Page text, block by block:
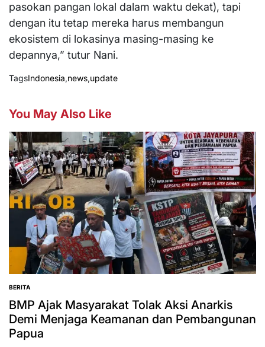
pasokan pangan lokal dalam waktu dekat), tapi
dengan itu tetap mereka harus membangun
ekosistem di lokasinya masing-masing ke
depannya,” tutur Nani.
TagsIndonesia,news,update
You May Also Like
POSTED
IN
BERITA
BMP Ajak Masyarakat Tolak Aksi Anarkis
Demi Menjaga Keamanan dan Pembangunan
Papua